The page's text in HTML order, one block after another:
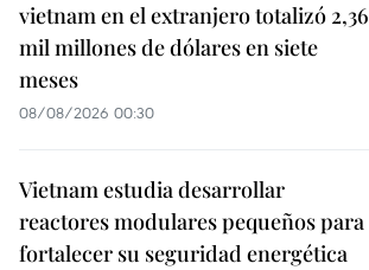
vietnam en el extranjero totalizó 2,36
mil millones de dólares en siete
meses
08/08/2026 00:30
Vietnam estudia desarrollar
reactores modulares pequeños para
fortalecer su seguridad energética